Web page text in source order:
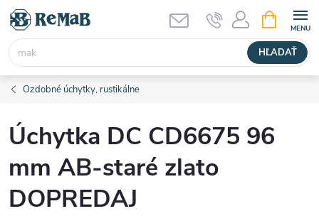
Prejsť
obsah
HĽADAŤ
KOŠÍK
Ozdobné úchytky, rustikálne
Úchytka DC CD6675 96
mm AB-staré zlato
DOPREDAJ